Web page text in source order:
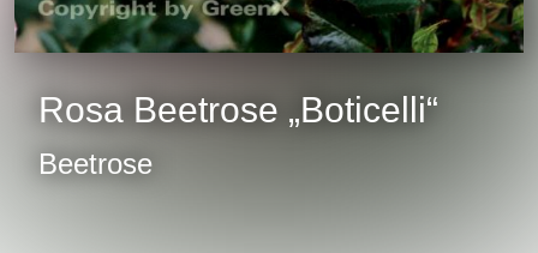
Rosa Beetrose „Boticelli“
Beetrose